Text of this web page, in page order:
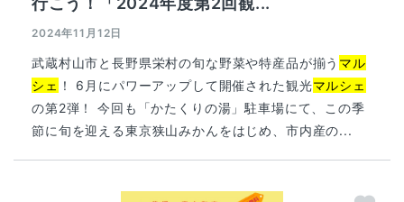
2024年11月12日
武蔵村山市と長野県栄村の旬な野菜や特産品が揃う マル
シェ ！ 6月にパワーアップして開催された観光マルシェ
の第2弾！ 今回も「かたくりの湯」駐車場にて、この季
節に旬を迎える東京狭山みかんをはじめ、市内産の...